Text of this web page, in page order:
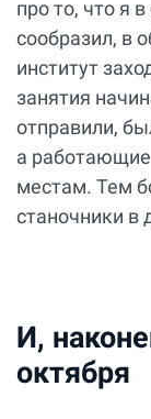
про то, что я
сообразил, в
институт
занятия
отправили,
а
местам. Тем
станочники в
И,
октября